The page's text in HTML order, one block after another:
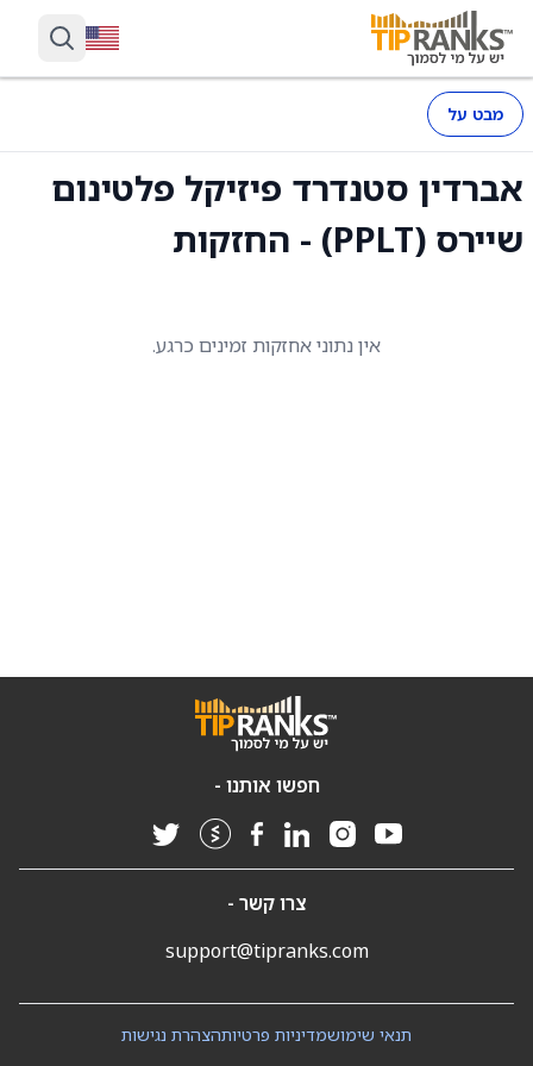
מבט על
אברדין סטנדרד פיזיקל פלטינום
שיירס (PPLT) - החזקות
אין נתוני אחזקות זמינים כרגע.
חפשו אותנו -
צרו קשר -
support@tipranks.com
הצהרת נגישותמדיניות פרטיותתנאי שימוש